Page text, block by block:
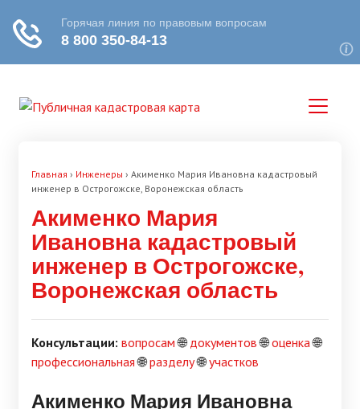
Главная › Инженеры › Акименко Мария Ивановна кадастровый
инженер в Острогожске, Воронежская область
Акименко Мария
Ивановна кадастровый
инженер в Острогожске,
Воронежская область
Консультации: вопросам🌐документов🌐оценка🌐
профессиональная🌐разделу🌐участков
Акименко Мария Ивановна